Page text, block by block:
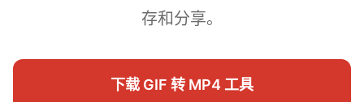
存和分享。
下载 GIF 转 MP4 工具